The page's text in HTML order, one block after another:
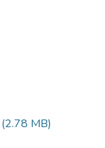
(2.78 MB)